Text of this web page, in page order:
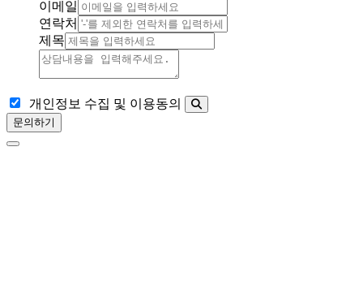
이메일
연락처
제목
개인정보 수집 및 이용동의
문의하기